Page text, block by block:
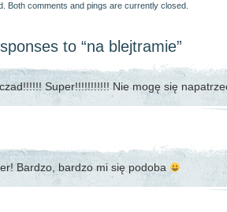
Both comments and pings are currently closed.
to “na blejtramie”
Super!!!!!!!!!!! Nie mogę się
Bardzo, bardzo mi się podoba